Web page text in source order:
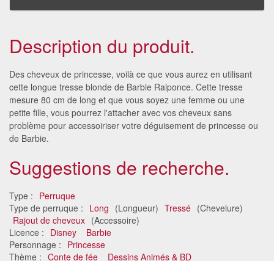
Description du produit.
Des cheveux de princesse, voilà ce que vous aurez en utilisant
cette longue tresse blonde de Barbie Raiponce. Cette tresse
mesure 80 cm de long et que vous soyez une femme ou une
petite fille, vous pourrez l'attacher avec vos cheveux sans
problème pour accessoiriser votre déguisement de princesse ou
de Barbie.
Suggestions de recherche.
Type : Perruque
Type de perruque : Long (Longueur) Tressé (Chevelure)
Rajout de cheveux (Accessoire)
Licence : Disney
Barbie
Personnage : Princesse
Thème : Conte de fée Dessins Animés & BD